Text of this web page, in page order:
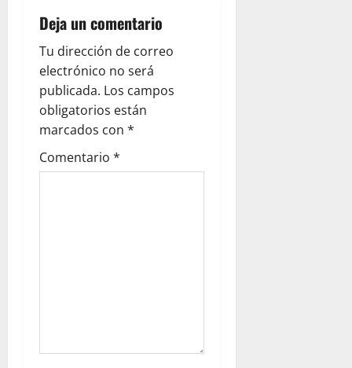
a
v
i
g
a
t
Deja un comentario
Tu dirección de correo
electrónico no será
publicada. Los campos
obligatorios están
marcados con *
Comentario *